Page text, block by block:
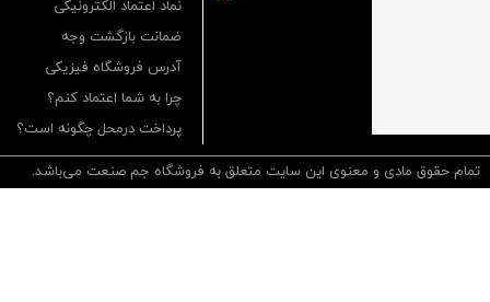
تمام حقوق مادی و معنوی این سایت متعلق به فروشگاه جم صنعت می‌باشد.
نماد اعتماد الکترونیکی
ضمانت بازگشت وجه
آدرس فروشگاه فیزیکی
چرا به شما اعتماد کنم؟
پرداخت درمحل چگونه است؟